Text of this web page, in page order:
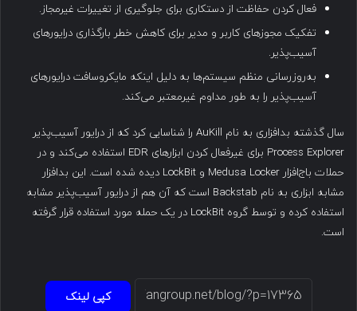
فعال کردن حفاظت از دستکاری برای جلوگیری از تغییرات غیرمجاز.
تفکیک مجوزهای کاربر و مدیر برای کاهش خطر بارگذاری درایورهای
آسیب‌پذیر.
به‌روزرسانی منظم سیستم‌ها به دلیل اینکه مایکروسافت درایورهای
آسیب‌پذیر را به طور مداوم غیرمعتبر می‌کند.
سال گذشته بدافزاری به نام AuKill را شناسایی کرد که از درایور آسیب‌پذیر
Process Explorer برای غیرفعال کردن ابزارهای EDR استفاده می‌کند و در
حملات باج‌افزار Medusa Locker و LockBit دیده شده است. این بدافزار
مشابه ابزاری به نام Backstab است که آن هم از درایور آسیب‌پذیر مشابه
استفاده کرده و توسط گروه LockBit در یک حمله مورد استفاده قرار گرفته
است.
کپی لینک